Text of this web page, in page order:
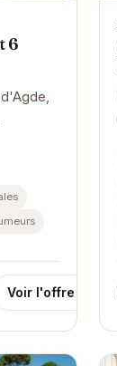
6
Voir l'offre